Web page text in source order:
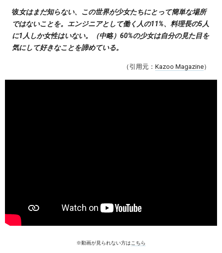
彼女はまだ知らない、この世界が少女たちにとって簡単な場所
ではないことを。エンジニアとして働く人の11%、料理長の5人
に1人しか女性はいない。（中略）60%の少女は自分の見た目を
気にして好きなことを諦めている。
（引用元： Kazoo Magazine）
※動画が見られない方は こちら